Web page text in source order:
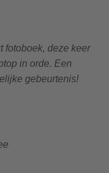
fotoboek, deze keer
in orde. Een
gebeurtenis!